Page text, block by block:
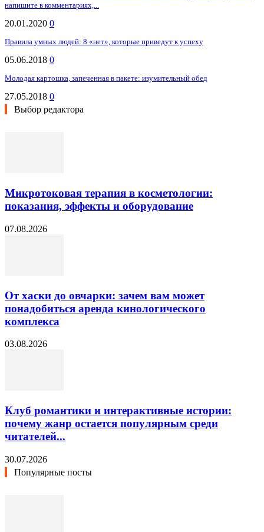
напишите в комментариях,...
20.01.2020 0
Правила умных людей: 8 «нет», которые приведут к успеху
05.06.2018 0
Молодая картошка, запеченная в пакете: изумительный обед
27.05.2018 0
Выбор редактора
Микротоковая терапия в косметологии:
показания, эффекты и оборудование
07.08.2026
От хаски до овчарки: зачем вам может
понадобиться аренда кинологического
комплекса
03.08.2026
Клуб романтики и интерактивные истории:
почему жанр остается популярным среди
читателей...
30.07.2026
Популярные посты